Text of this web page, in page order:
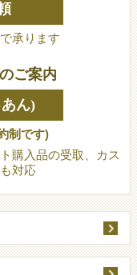
承ります
ご案内
ん)
制です)
購入品の受取、カス
対応